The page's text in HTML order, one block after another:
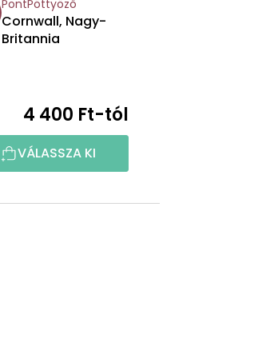
PontPöttyöző
Cornwall, Nagy-
Britannia
4 400 Ft-tól
VÁLASSZA KI